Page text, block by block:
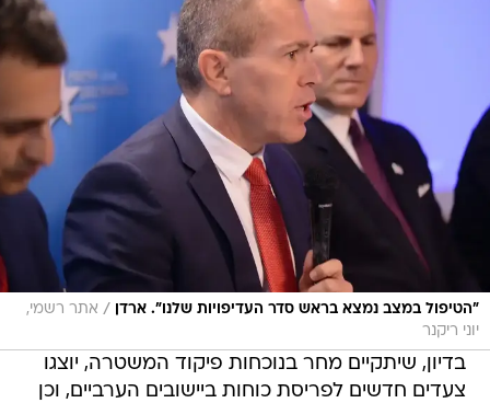
"הטיפול במצב נמצא בראש סדר העדיפויות שלנו". ארדן / אתר רשמי,
יוני ריקנר
בדיון, שיתקיים מחר בנוכחות פיקוד המשטרה, יוצגו
צעדים חדשים לפריסת כוחות ביישובים הערביים, וכן